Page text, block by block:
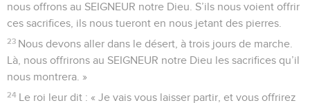
nous offrons au SEIGNEUR notre Dieu. S’ils nous voient offrir
ces sacrifices, ils nous tueront en nous jetant des pierres.
23 Nous devons aller dans le désert, à trois jours de marche.
Là, nous offrirons au SEIGNEUR notre Dieu les sacrifices qu’il
nous montrera. »
24 Le roi leur dit : « Je vais vous laisser partir, et vous offrirez